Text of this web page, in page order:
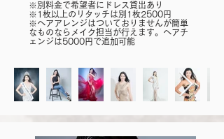
※別料金で希望者にドレス貸出あり
※1枚以上のリタッチは別1枚2500円
※ヘアアレンジはついておりませんが簡単
なものならメイク担当が行えます。ヘアチ
ェンジは5000円で追加可能